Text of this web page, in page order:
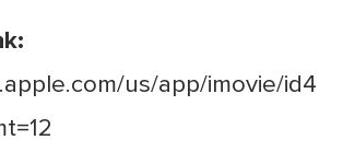
us/app/imovie/id4